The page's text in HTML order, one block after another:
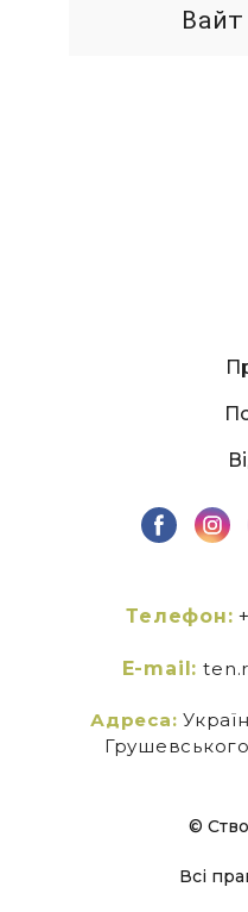
Телефон:
E-mail:
Адреса:
©
Всі